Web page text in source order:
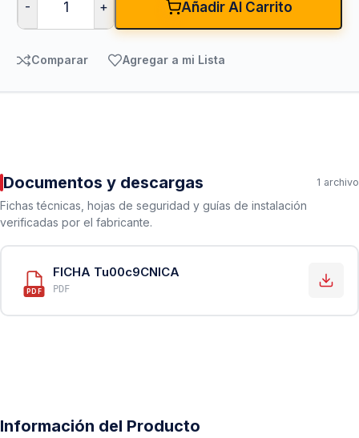
- + Añadir Al Carrito
Comparar Agregar a mi Lista
Documentos y descargas 1 archivo
Fichas técnicas, hojas de seguridad y guías de instalación
verificadas por el fabricante.
PDF
FICHA Tu00c9CNICA
PDF
Información del Producto